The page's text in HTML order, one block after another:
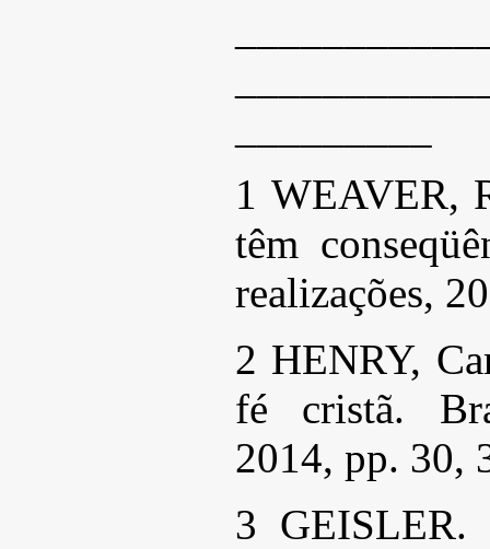
1 WEAVER,
têm
realizações,
2 HENRY,
fé cristã.
2014, pp. 30,
3 GEISLER.